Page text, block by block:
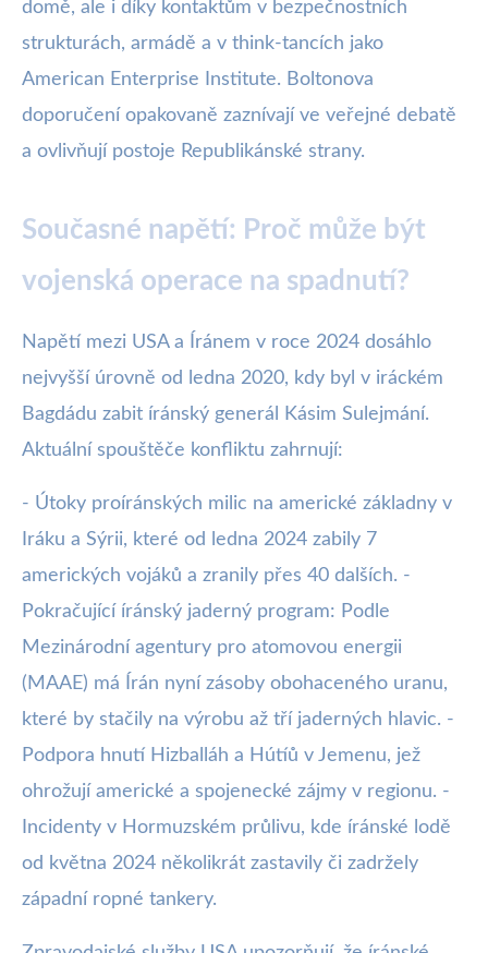
domě, ale i díky kontaktům v bezpečnostních
strukturách, armádě a v think-tancích jako
American Enterprise Institute. Boltonova
doporučení opakovaně zaznívají ve veřejné debatě
a ovlivňují postoje Republikánské strany.
Současné napětí: Proč může být
vojenská operace na spadnutí?
Napětí mezi USA a Íránem v roce 2024 dosáhlo
nejvyšší úrovně od ledna 2020, kdy byl v iráckém
Bagdádu zabit íránský generál Kásim Sulejmání.
Aktuální spouštěče konfliktu zahrnují:
- Útoky proíránských milic na americké základny v
Iráku a Sýrii, které od ledna 2024 zabily 7
amerických vojáků a zranily přes 40 dalších. -
Pokračující íránský jaderný program: Podle
Mezinárodní agentury pro atomovou energii
(MAAE) má Írán nyní zásoby obohaceného uranu,
které by stačily na výrobu až tří jaderných hlavic. -
Podpora hnutí Hizballáh a Hútíů v Jemenu, jež
ohrožují americké a spojenecké zájmy v regionu. -
Incidenty v Hormuzském průlivu, kde íránské lodě
od května 2024 několikrát zastavily či zadržely
západní ropné tankery.